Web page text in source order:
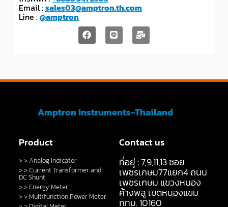
Email :sales03@amptron.th.com
Line :@amptron
Amptron Instruments-Thailand
Product
> > Analog Indicator
> > Current Transformer and
DC Shunt
> > Energy Meter
> > Multifunction Power Meter
Contact us
ที่อยู่ : 7,9,11,13 ซอย
เพชรเกษม77แยก4 ถนน
เพชรเกษม แขวงหนอง
ค้างพลู เขตหนองแขม
กทม. 10160